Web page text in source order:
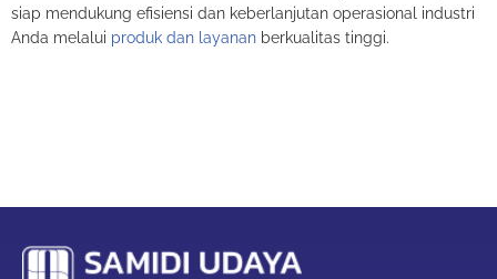
siap mendukung efisiensi dan keberlanjutan operasional industri
Anda melalui produk dan layanan berkualitas tinggi.